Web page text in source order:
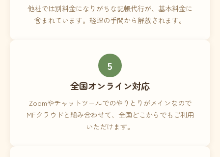
他社では別料金になりがちな記帳代行が、基本料金に
含まれています。経理の手間から解放されます。
5
全国オンライン対応
Zoomやチャットツールでのやりとりがメインなので
MFクラウドと組み合わせて、全国どこからでもご利用
いただけます。